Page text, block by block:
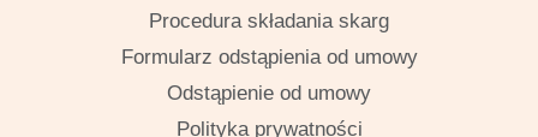
Procedura składania skarg
Formularz odstąpienia od umowy
Odstąpienie od umowy
Polityka prywatności